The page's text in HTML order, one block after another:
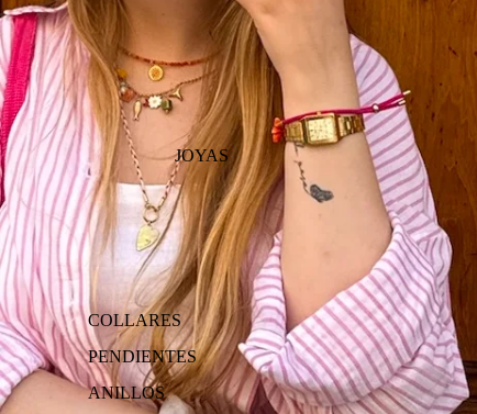
JOYAS
COLLARES
PENDIENTES
ANILLOS